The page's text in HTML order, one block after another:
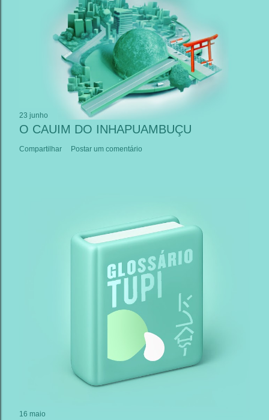
23 junho
O CAUIM DO INHAPUAMBUÇU
Compartilhar Postar um comentário
16 maio